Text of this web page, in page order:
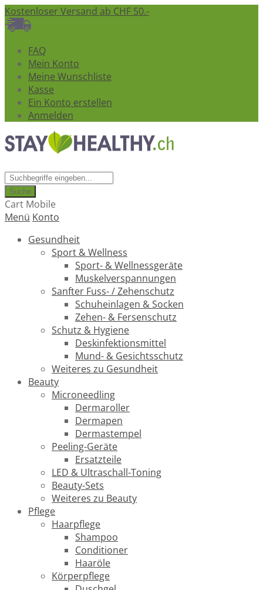
Kostenloser Versand ab CHF 50.-
FAQ
Mein Konto
Meine Wunschliste
Kasse
Ein Konto erstellen
Anmelden
Suche
Cart Mobile
Menü Konto
Gesundheit
Sport & Wellness
Sport- & Wellnessgeräte
Muskelverspannungen
Sanfter Fuss- / Zehenschutz
Schuheinlagen & Socken
Zehen- & Fersenschutz
Schutz & Hygiene
Deskinfektionsmittel
Mund- & Gesichtsschutz
Weiteres zu Gesundheit
Beauty
Microneedling
Dermaroller
Dermapen
Dermastempel
Peeling-Geräte
Ersatzteile
LED & Ultraschall-Toning
Beauty-Sets
Weiteres zu Beauty
Pflege
Haarpflege
Shampoo
Conditioner
Haaröle
Körperpflege